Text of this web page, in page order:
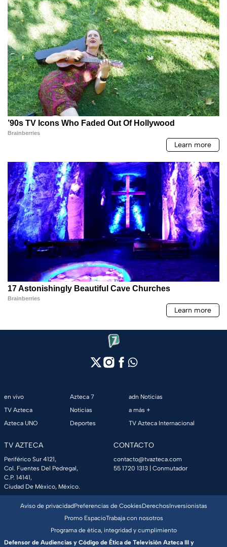
en vivo
TV Azteca
Azteca UNO
Azteca 7
Noticias
Deportes
adn Noticias
a más +
TV Azteca Internacional
TV AZTECA
Periférico Sur 4121,
Col. Fuentes Del Pedregal,
C.P. 14141,
Ciudad De México, México.
CONTACTO
contacto@tvazteca.com
55 1720 1313 | Conmutador
Aviso de privacidadPreferencias de CookiesDerechosInversionistas
Promo EspacioTrabaja con nosotros
Programa de ética, integridad y cumplimiento
Defensor de Audiencias y Código de Ética de Televisión Azteca III y